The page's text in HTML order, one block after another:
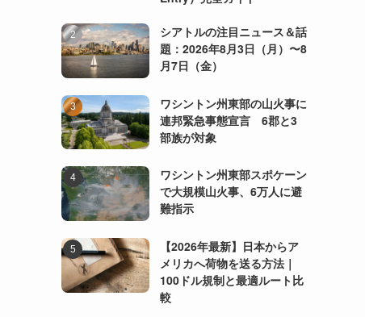
シアトルの注目ニュース＆話
題：2026年8月3日（月）〜8
月7日（金）
ワシントン州東部の山火事に
連邦緊急事態宣言 6郡と3
部族が対象
ワシントン州東部スポケーン
で大規模山火事、6万人に避
難指示
【2026年最新】日本からア
メリカへ荷物を送る方法｜
100ドル規制と最適ルート比
較